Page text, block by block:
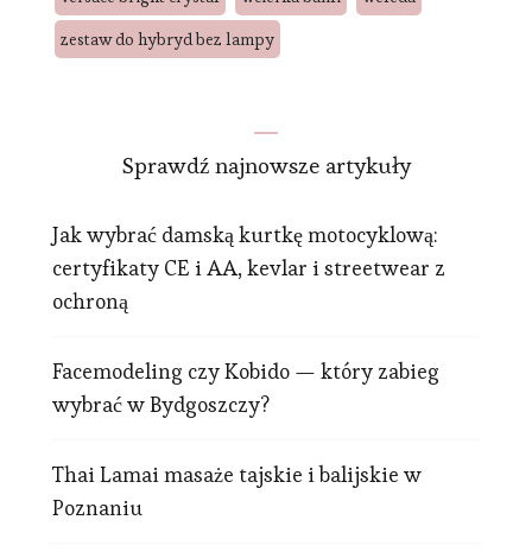
zestaw do hybryd bez lampy
Sprawdź najnowsze artykuły
Jak wybrać damską kurtkę motocyklową:
certyfikaty CE i AA, kevlar i streetwear z
ochroną
Facemodeling czy Kobido — który zabieg
wybrać w Bydgoszczy?
Thai Lamai masaże tajskie i balijskie w
Poznaniu